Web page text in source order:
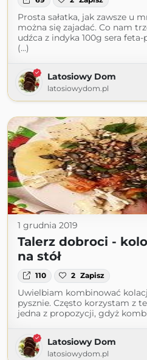
Prosta sałatka, jak zawsze u
można się zajadać. Co nam
udźca z indyka 100g sera feta-
(...)
Latosiowy Dom
latosiowydom.pl
1 grudnia 2019
Talerz dobroci -
na stół
110 2 Zapisz
Uwielbiam kombinować
pysznie. Często korzystam z
jedna z propozycji, gdyż
Latosiowy Dom
latosiowydom.pl